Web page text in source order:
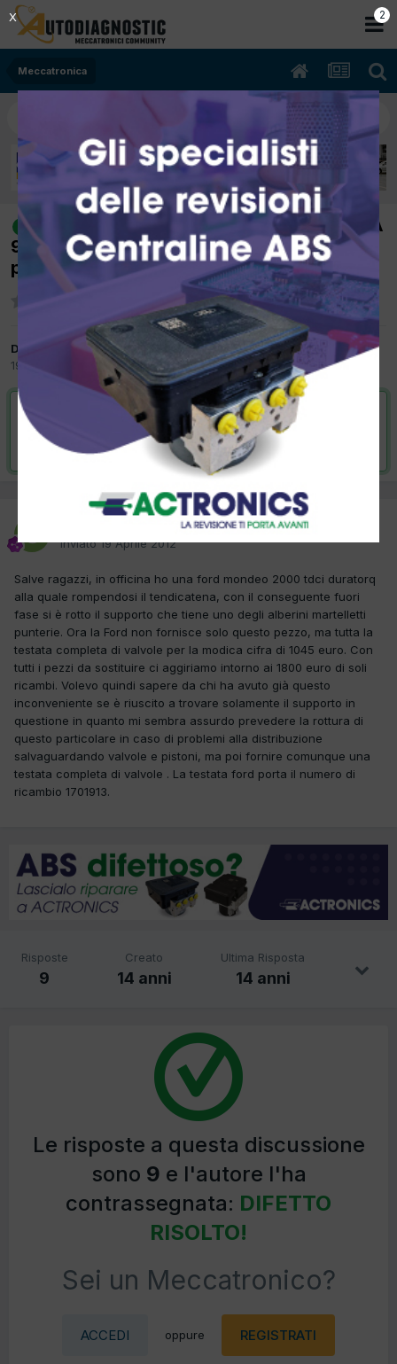
Meccatronica
risolto
[Ford Mondeo 01/2005 1998cc FMBA
96Kw Diesel] Rottura supporto castelletto
punterie su testata
Da stefanoatm
19 Aprile 2012
in Meccatronica
VAI ALLA SOLUZIONE
Risolta da stefanoatm, 27 Giugno 2012
Inviato19 Aprile 2012
Salve ragazzi, in officina ho una ford mondeo 2000 tdci duratorq
alla quale rompendosi il tendicatena, con il conseguente fuori
fase si è rotto il supporto che tiene uno degli alberini martelletti
punterie. Ora la Ford non fornisce solo questo pezzo, ma tutta la
testata completa di valvole per la modica cifra di 1045 euro. Con
tutti i pezzi da sostituire ci aggiriamo intorno ai 1800 euro di soli
ricambi. Volevo quindi sapere da chi ha avuto già questo
inconveniente se è riuscito a trovare solamente il supporto in
questione in quanto mi sembra assurdo prevedere la rottura di
questo particolare in caso di problemi alla distribuzione
salvaguardando valvole e pistoni, ma poi fornire comunque una
testata completa di valvole . La testata ford porta il numero di
ricambio 1701913.
Risposte
9
Creato
14 anni
Ultima Risposta
14 anni
Le risposte a questa discussione
sono 9 e l'autore l'ha
contrassegnata: DIFETTO
RISOLTO!
Sei un Meccatronico?
ACCEDI oppure REGISTRATI
2
X